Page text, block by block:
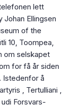
lett
Ellingsen
of the
10, Toompea,
om selskapet
for få år siden
Istedenfor å
, Tertulliani ,
Forsvars-